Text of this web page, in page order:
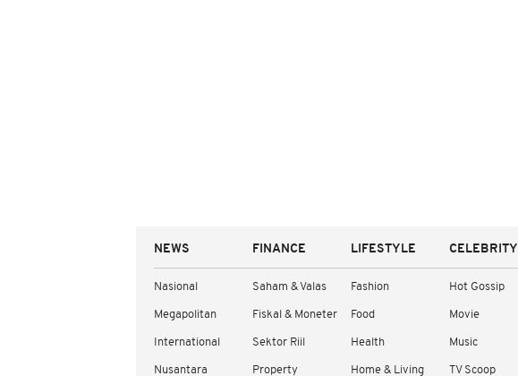
NEWS
Nasional
Megapolitan
International
Nusantara
FINANCE
Saham & Valas
Fiskal & Moneter
Sektor Riil
Property
LIFESTYLE
Fashion
Food
Health
Home & Living
CELEBRITY
Hot Gossip
Movie
Music
TV Scoop